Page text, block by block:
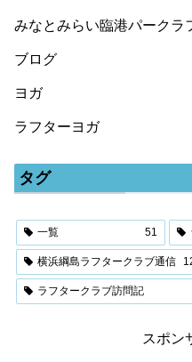
みなとみらい臨港パークラ
ブログ
ヨガ
ラフターヨガ
タグ
一覧 51
横浜綱島ラフタークラブ通信
ラフタークラブ訪問記
スポン